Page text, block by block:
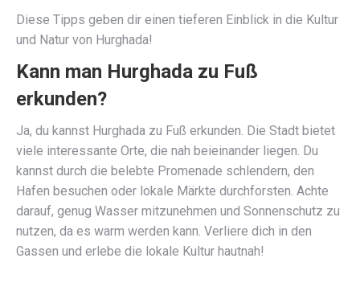
Diese Tipps geben dir einen tieferen Einblick in die Kultur
und Natur von Hurghada!
Kann man Hurghada zu Fuß
erkunden?
Ja, du kannst Hurghada zu Fuß erkunden. Die Stadt bietet
viele interessante Orte, die nah beieinander liegen. Du
kannst durch die belebte Promenade schlendern, den
Hafen besuchen oder lokale Märkte durchforsten. Achte
darauf, genug Wasser mitzunehmen und Sonnenschutz zu
nutzen, da es warm werden kann. Verliere dich in den
Gassen und erlebe die lokale Kultur hautnah!